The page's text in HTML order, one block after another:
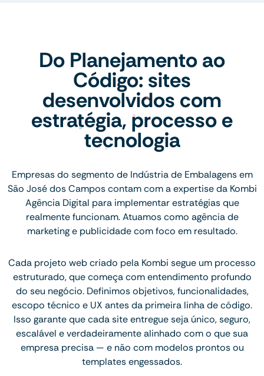
Do Planejamento ao
Código: sites
desenvolvidos com
estratégia, processo e
tecnologia
Empresas do segmento de Indústria de Embalagens em
São José dos Campos contam com a expertise da Kombi
Agência Digital para implementar estratégias que
realmente funcionam. Atuamos como agência de
marketing e publicidade com foco em resultado.
Cada projeto web criado pela Kombi segue um processo
estruturado, que começa com entendimento profundo
do seu negócio. Definimos objetivos, funcionalidades,
escopo técnico e UX antes da primeira linha de código.
Isso garante que cada site entregue seja único, seguro,
escalável e verdadeiramente alinhado com o que sua
empresa precisa — e não com modelos prontos ou
templates engessados.